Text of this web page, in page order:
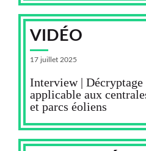
VIDÉO
17 juillet 2025
Interview |
applicable aux
et parcs éoliens